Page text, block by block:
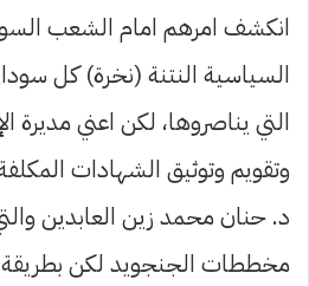
انكشف امرهم امام الشعب
السياسية النتنة (نخرة) كل
التي يناصروها، لكن اعني مديرة
وتقويم وتوثيق الشهادات المكلفة
د. حنان محمد زين العابدين
مخططات الجنجويد لكن بطريقة